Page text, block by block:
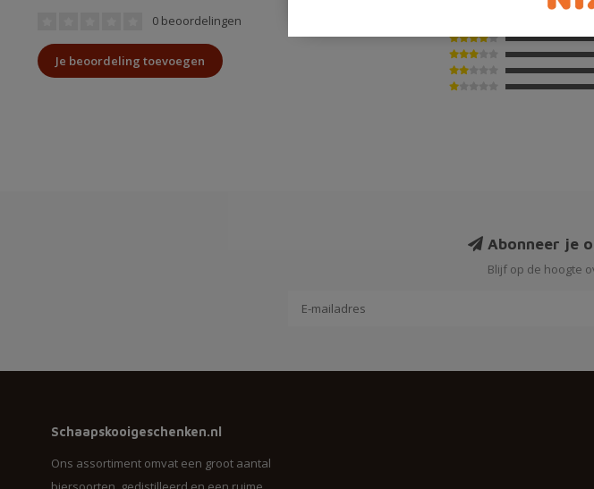
0 beoordelingen
Je beoordeling toevoegen
Abonneer je
Blijf op de hoogte
Schaapskooigeschenken.nl
Ons assortiment omvat een groot aantal